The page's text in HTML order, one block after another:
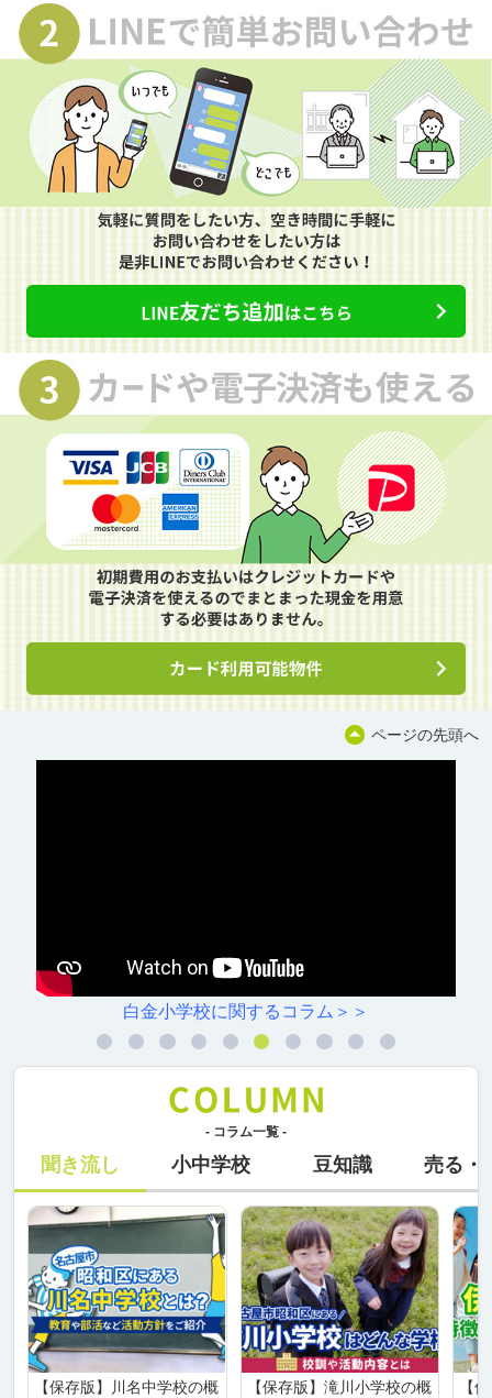
ページの先頭へ
白金小学校に関するコラム＞＞
- コラム一覧 -
聞き流し 小中学校 豆知識 売る・
【保存版】川名中学校の概
【保存版】滝川小学校の概
【